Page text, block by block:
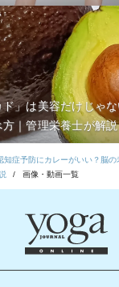
」は美容だけじゃ
方｜管理栄養士が解説
知症予防にカレーがいい？脳
画像・動画一覧